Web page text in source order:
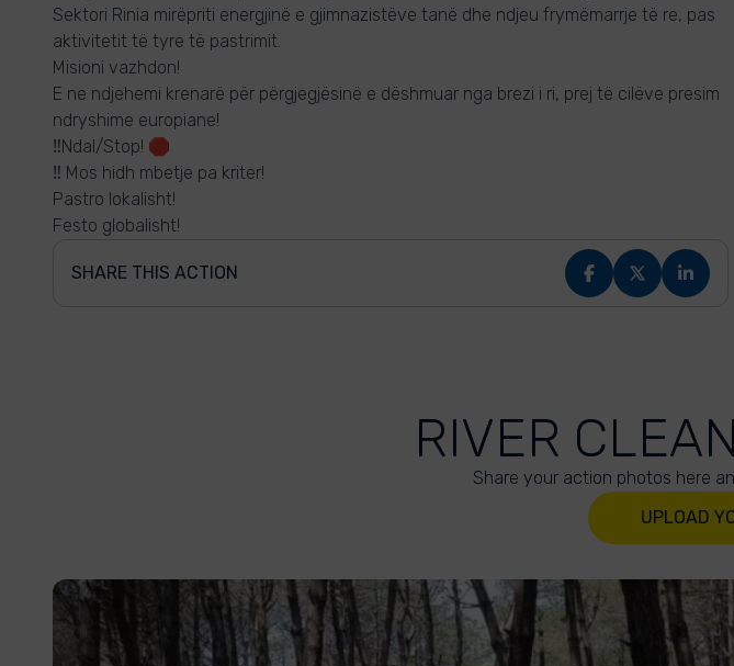
Sektori Rinia mirëpriti energjinë e gjimnazistëve tanë dhe ndjeu frymëmarrje të re, pas
aktivitetit të tyre të pastrimit.
Misioni vazhdon!
E ne ndjehemi krenarë për përgjegjësinë e dëshmuar nga brezi i ri, prej të cilëve presim
ndryshime europiane!
‼️Ndal/Stop! 🛑
‼️ Mos hidh mbetje pa kriter!
Pastro lokalisht!
Festo globalisht!
SHARE THIS ACTION
RIVER
Share your action photos here
UPLOAD